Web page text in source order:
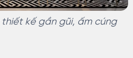
kế gần gũi, ấm cúng